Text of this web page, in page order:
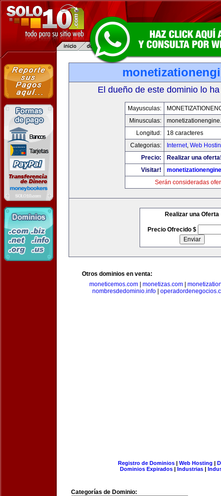
El dueño de este dominio lo
Mayusculas:
Minusculas:
Longitud:
18 caracteres
Categorias:
Internet, Web
Precio:
Realizar una
Visitar!
Serán consideradas
Realizar una Oferta
Precio Ofrecido $
Otros dominios en venta:
moneticemos.com
monetizas.com
nombresdedominio.info|
Registro de Dominios| Web Hosting |
Dominios Expirados | Industrias |
Categorías de Dominio: